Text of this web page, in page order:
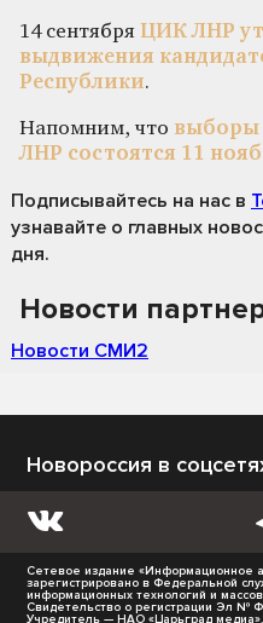
14 сентября ЦИК ЛНР
выдвижения
Республики.
Напомним, что выборы
ЛНР состоятся 11
Подписывайтесь на нас в
узнавайте о главных
дня.
Новости
Новости СМИ2
Новороссия в
Сетевое издание «Информационное
зарегистрировано в Федеральной
информационных технологий и
Свидетельство о регистрации Эл №
Учредитель — НАО «Царьград медиа».